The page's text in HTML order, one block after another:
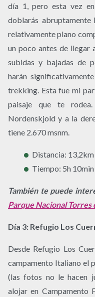
día 1, pero esta vez
doblarás abruptamente
relativamente plano
un poco antes de llegar
subidas y bajadas de
harán
trekking. Esta fue mi
paisaje que te
Nordenskjold y a la
tiene 2.670 msnm.
Distancia: 13,2km
Tiempo: 5h 10min
También te puede
Parque Nacional Torres
Día 3: Refugio Los
Desde Refugio Los
campamento Italiano el
(las fotos no le hacen
alojar en Campamento